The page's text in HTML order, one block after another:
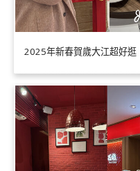
2025年新春賀歲大江超好逛